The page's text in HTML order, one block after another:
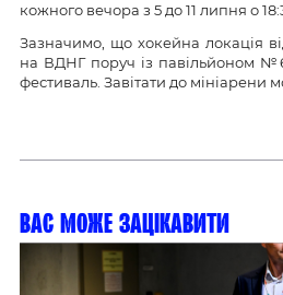
кожного вечора з 5 до 11 липня о
Зазначимо, що хокейна локація
на ВДНГ поруч із павільйоном
фестиваль. Завітати до мініарени
Вас може зацікавити